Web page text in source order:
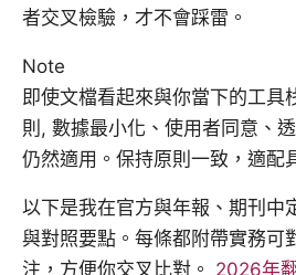
者交叉檢驗，才不會踩雷。
Note
即使文檔看起來與你當下的工具
則, 數據最小化、使用者同意、
仍然適用。保持原則一致，適配
以下是我在官方與年報、期刊中
與對照要點。每條都附帶實務可
注，方便你交叉比對。 2026年